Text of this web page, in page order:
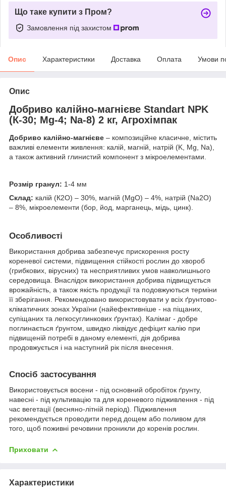
Що таке купити з Пром?
Замовлення під захистом
Опис Характеристики Доставка Оплата Умови
Опис
Добриво калійно-магнієве Standart NPK
(К-30; Mg-4; Na-8) 2 кг, Агрохімпак
Добриво калійно-магнієве – композиційне класичне, містить
важливі елементи живлення: калій, магній, натрій (K, Mg, Na),
а також активний глинистий компонент з мікроелементами.
Розмір гранул: 1-4 мм
Склад: калій (К2О) – 30%, магній (MgО) – 4%, натрій (Na2О)
– 8%, мікроелементи (бор, йод, марганець, мідь, цинк).
Особливості
Використання добрива забезпечує прискорення росту
кореневої системи, підвищення стійкості рослин до хвороб
(грибкових, вірусних) та несприятливих умов навколишнього
середовища. Внаслідок використання добрива підвищується
врожайність, а також якість продукції та подовжуються терміни
її зберігання. Рекомендовано використовувати у всіх ґрунтово-
кліматичних зонах України (найефективніше - на піщаних,
супіщаних та легкосуглинкових ґрунтах). Калімаг - добре
поглинається ґрунтом, швидко ліквідує дефіцит калію при
підвищеній потребі в даному елементі, дія добрива
продовжується і на наступний рік після внесення.
Спосіб застосування
Використовується восени - під основний обробіток ґрунту,
навесні - під культивацію та для кореневого підживлення - під
час вегетації (весняно-літній період). Підживлення
рекомендується проводити перед дощем або поливом для
того, щоб поживні речовини проникли до коренів рослин.
Приховати
Характеристики